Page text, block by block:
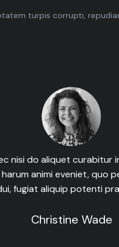
turpis corrupti,
nisi do aliquet curabitur
animi eveniet, quo
fugiat aliquip potenti
Christine Wade